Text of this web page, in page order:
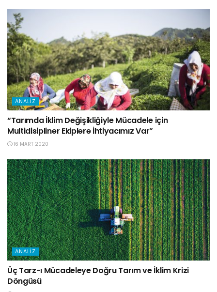
ANALIZ
“Tarımda İklim Değişikliğiyle Mücadele için
Multidisipliner Ekiplere İhtiyacımız Var”
16 MART 2020
ANALIZ
Üç Tarz-ı Mücadeleye Doğru Tarım ve İklim Krizi
Döngüsü